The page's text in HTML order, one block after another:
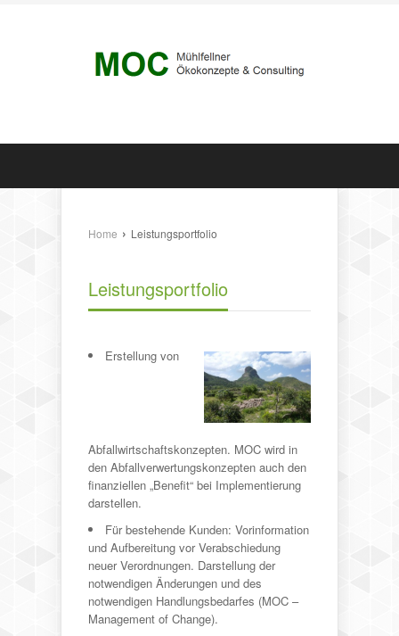
Home › Leistungsportfolio
Leistungsportfolio
Erstellung von
Abfallwirtschaftskonzepten. MOC wird in
den Abfallverwertungskonzepten auch den
finanziellen „Benefit“ bei Implementierung
darstellen.
Für bestehende Kunden: Vorinformation
und Aufbereitung vor Verabschiedung
neuer Verordnungen. Darstellung der
notwendigen Änderungen und des
notwendigen Handlungsbedarfes (MOC –
Management of Change).